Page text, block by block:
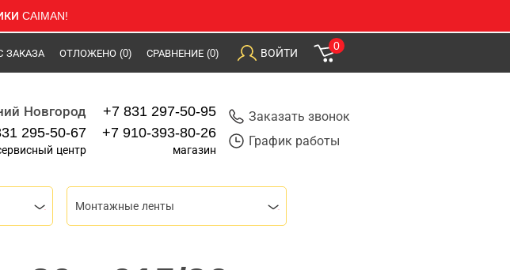
CAIMAN!
ЗАКАЗА ОТЛОЖЕНО (0) СРАВНЕНИЕ (0) ВОЙТИ
0
Новгород
295-50-67
центр
+7 831 297-50-95
+7 910-393-80-26
магазин
Заказать звонок
График работы
Монтажные ленты